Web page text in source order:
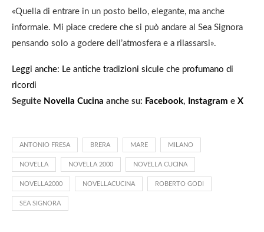
«Quella di entrare in un posto bello, elegante, ma anche
informale. Mi piace credere che si può andare al Sea Signora
pensando solo a godere dell’atmosfera e a rilassarsi».
Leggi anche: Le antiche tradizioni sicule che profumano di
ricordi
Seguite Novella Cucina anche su: Facebook, Instagram e X
ANTONIO FRESA BRERA MARE MILANO
NOVELLA NOVELLA 2000 NOVELLA CUCINA
NOVELLA2000 NOVELLACUCINA ROBERTO GODI
SEA SIGNORA